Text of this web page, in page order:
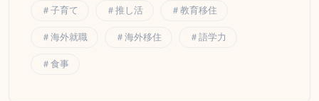
＃子育て ＃推し活 ＃教育移住
＃海外就職 ＃海外移住 ＃語学力
＃食事